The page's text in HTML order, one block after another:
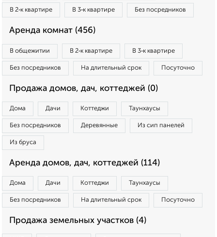
В 2‑к квартире В 3‑к квартире Без посредников
Аренда комнат (456)
В общежитии В 2‑к квартире В 3‑к квартире
Без посредников На длительный срок Посуточно
Продажа домов, дач, коттеджей (0)
Дома Дачи Коттеджи Таунхаусы
Без посредников Деревянные Из сип панелей
Из бруса
Аренда домов, дач, коттеджей (114)
Дома Дачи Коттеджи Таунхаусы
Без посредников На длительный срок Посуточно
Продажа земельных участков (4)